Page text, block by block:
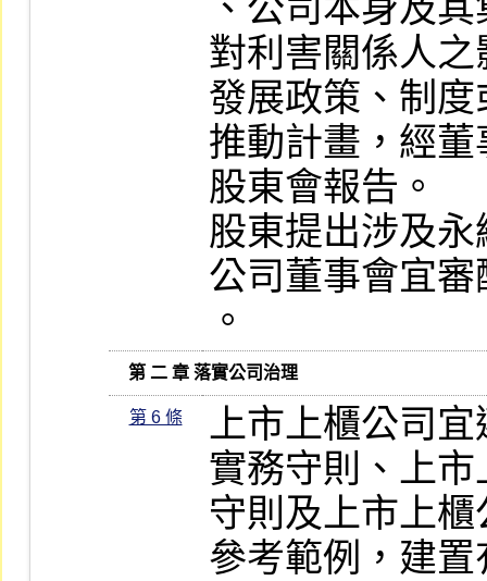
、公司本身及
對利害關係人
發展政策、制
推動計畫，經
股東會報告。
股東提出涉及
公司董事會宜
。
   第 二 章 落實公司治理
第 6 條
上市上櫃公司
實務守則、上
守則及上市上
參考範例，建